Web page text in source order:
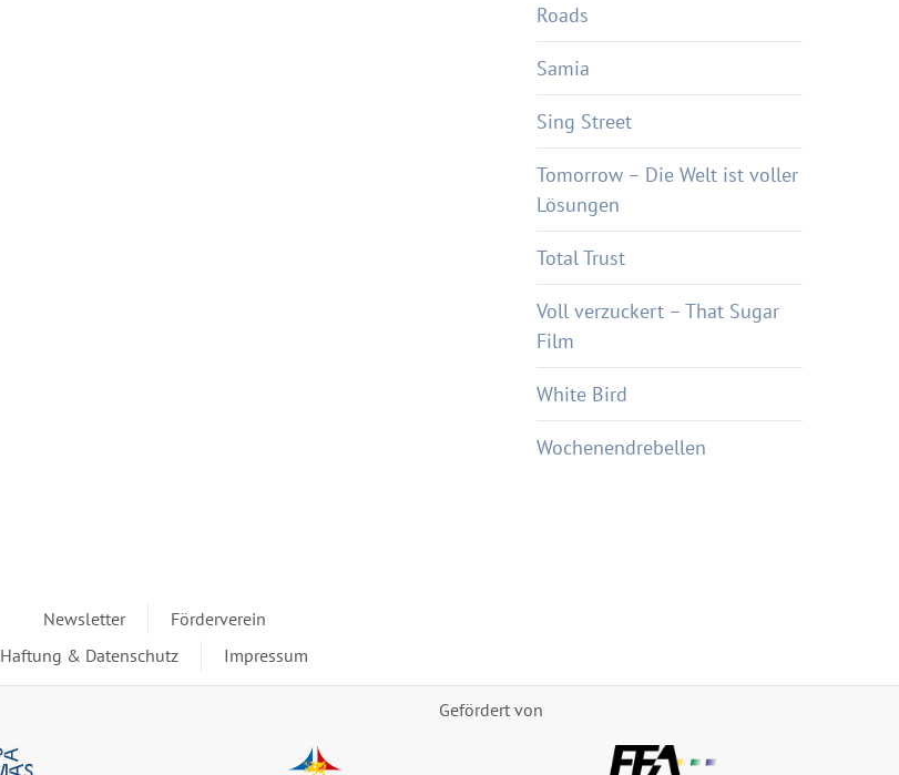
Roads
Samia
Sing Street
Tomorrow – Die Welt ist voller
Lösungen
Total Trust
Voll verzuckert – That Sugar
Film
White Bird
Wochenendrebellen
Newsletter
Förderverein
Haftung & Datenschutz
Impressum
Gefördert von